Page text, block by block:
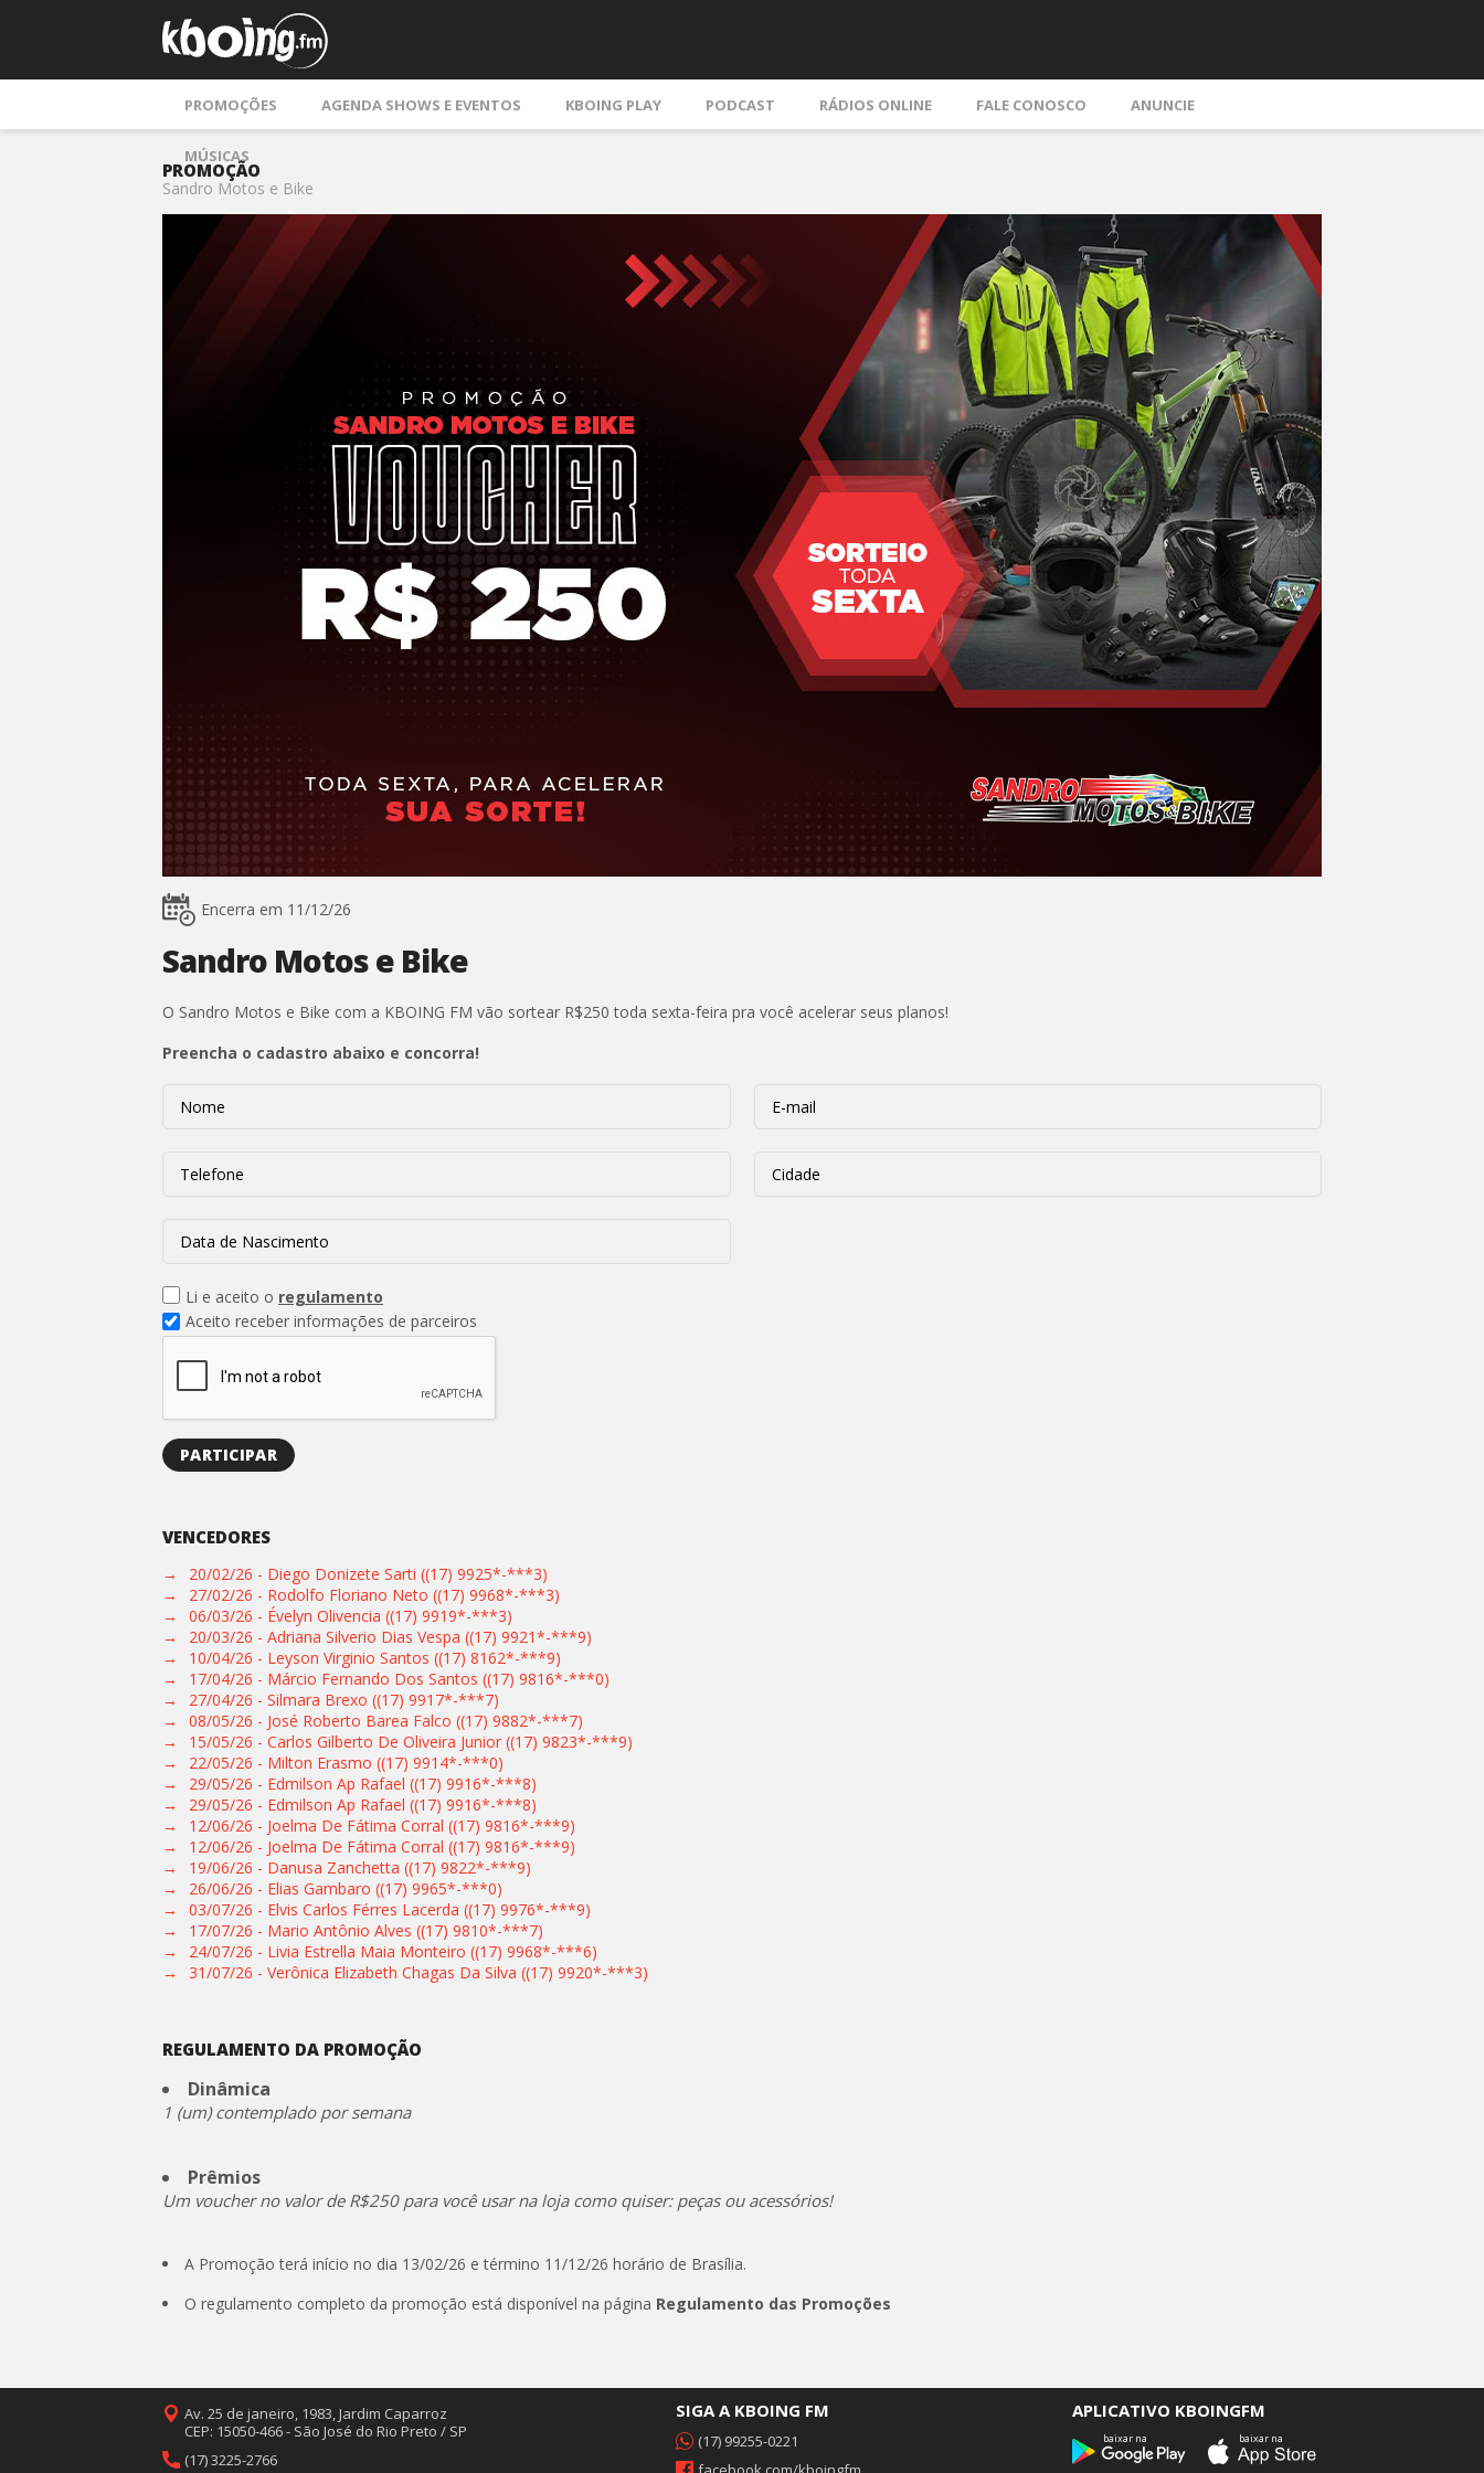
PROMOÇÕES AGENDA SHOWS E EVENTOS KBOING PLAY PODCAST RÁDIOS ONLINE FALE CONOSCO ANUNCIE
MÚSICAS
PROMOÇÃO
Sandro Motos e Bike
Encerra em 11/12/26
Sandro Motos e Bike
O Sandro Motos e Bike com a KBOING FM vão sortear R$250 toda sexta-feira pra você acelerar seus planos!
Preencha o cadastro abaixo e concorra!
Li e aceito o regulamento
Aceito receber informações de parceiros
VENCEDORES
→
20/02/26 - Diego Donizete Sarti ((17) 9925*-***3)
→
27/02/26 - Rodolfo Floriano Neto ((17) 9968*-***3)
→
06/03/26 - Évelyn Olivencia ((17) 9919*-***3)
→
20/03/26 - Adriana Silverio Dias Vespa ((17) 9921*-***9)
→
10/04/26 - Leyson Virginio Santos ((17) 8162*-***9)
→
17/04/26 - Márcio Fernando Dos Santos ((17) 9816*-***0)
→
27/04/26 - Silmara Brexo ((17) 9917*-***7)
→
08/05/26 - José Roberto Barea Falco ((17) 9882*-***7)
→
15/05/26 - Carlos Gilberto De Oliveira Junior ((17) 9823*-***9)
→
22/05/26 - Milton Erasmo ((17) 9914*-***0)
→
29/05/26 - Edmilson Ap Rafael ((17) 9916*-***8)
→
29/05/26 - Edmilson Ap Rafael ((17) 9916*-***8)
→
12/06/26 - Joelma De Fátima Corral ((17) 9816*-***9)
→
12/06/26 - Joelma De Fátima Corral ((17) 9816*-***9)
→
19/06/26 - Danusa Zanchetta ((17) 9822*-***9)
→
26/06/26 - Elias Gambaro ((17) 9965*-***0)
→
03/07/26 - Elvis Carlos Férres Lacerda ((17) 9976*-***9)
→
17/07/26 - Mario Antônio Alves ((17) 9810*-***7)
→
24/07/26 - Livia Estrella Maia Monteiro ((17) 9968*-***6)
→
31/07/26 - Verônica Elizabeth Chagas Da Silva ((17) 9920*-***3)
REGULAMENTO DA PROMOÇÃO
Dinâmica
1 (um) contemplado por semana
Prêmios
Um voucher no valor de R$250 para você usar na loja como quiser: peças ou acessórios!
A Promoção terá início no dia 13/02/26 e término 11/12/26 horário de Brasília.
O regulamento completo da promoção está disponível na página Regulamento das Promoções
Av. 25 de janeiro, 1983, Jardim Caparroz
CEP: 15050-466 - São José do Rio Preto / SP
(17) 3225-2766
SIGA A KBOING FM
(17) 99255-0221
APLICATIVO KBOINGFM
baixar na baixar na